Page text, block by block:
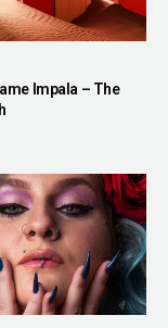
Impala – The